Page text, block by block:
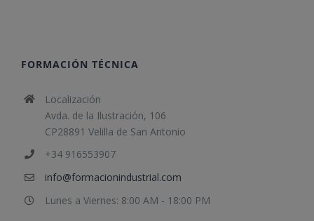
FORMACIÓN TÉCNICA
Localización
Avda. de la Ilustración, 106
CP28891 Velilla de San Antonio
+34 916553907
info@formacionindustrial.com
Lunes a Viernes: 8:00 AM - 18:00 PM